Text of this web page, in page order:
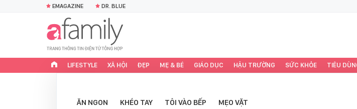
EMAGAZINE DR. BLUE
LIFESTYLE XÃ HỘI ĐẸP MẸ & BÉ GIÁO DỤC HẬU TRƯỜNG SỨC KHỎE TIÊU
ĂN NGON KHÉO TAY TÔI VÀO BẾP MẸO VẶT